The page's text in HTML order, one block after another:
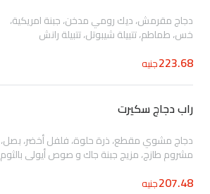
دجاج مقرمش، ديك رومي مدخن، جبنة امريكية،
خس، طماطم، تتبيلة شيبوتل، تتبيلة رانش
223.68جنيه
راب دجاج سكيرت
دجاج مشوي مقطع، ذرة حلوة، فلفل أخضر، بصل،
مشروم طازج، مزيج جبنة جاك و صوص أيولي بالثوم
207.48جنيه